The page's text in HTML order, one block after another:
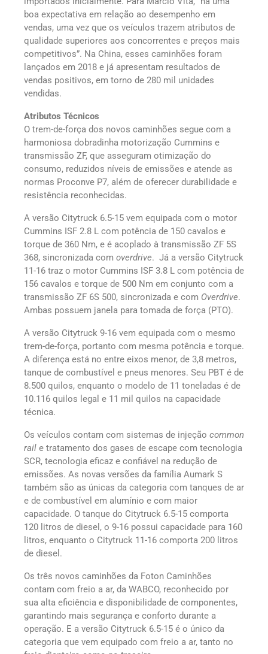
boa expectativa em relação ao desempenho em
vendas, uma vez que os veículos trazem atributos de
qualidade superiores aos concorrentes e preços mais
competitivos”. Na China, esses caminhões foram
lançados em 2018 e já apresentam resultados de
vendas positivos, em torno de 280 mil unidades
vendidas.
Atributos Técnicos
O trem-de-força dos novos caminhões segue com a
harmoniosa dobradinha motorização Cummins e
transmissão ZF, que asseguram otimização do
consumo, reduzidos níveis de emissões e atende as
normas Proconve P7, além de oferecer durabilidade e
resistência reconhecidas.
A versão Citytruck 6.5-15 vem equipada com o motor
Cummins ISF 2.8 L com potência de 150 cavalos e
torque de 360 Nm, e é acoplado à transmissão ZF 5S
368, sincronizada com overdrive. Já a versão Citytruck
11-16 traz o motor Cummins ISF 3.8 L com potência de
156 cavalos e torque de 500 Nm em conjunto com a
transmissão ZF 6S 500, sincronizada e com Overdrive.
Ambas possuem janela para tomada de força (PTO).
A versão Citytruck 9-16 vem equipada com o mesmo
trem-de-força, portanto com mesma potência e torque.
A diferença está no entre eixos menor, de 3,8 metros,
tanque de combustível e pneus menores. Seu PBT é de
8.500 quilos, enquanto o modelo de 11 toneladas é de
10.116 quilos legal e 11 mil quilos na capacidade
técnica.
Os veículos contam com sistemas de injeção common
rail e tratamento dos gases de escape com tecnologia
SCR, tecnologia eficaz e confiável na redução de
emissões. As novas versões da família Aumark S
também são as únicas da categoria com tanques de ar
e de combustível em alumínio e com maior
capacidade. O tanque do Citytruck 6.5-15 comporta
120 litros de diesel, o 9-16 possui capacidade para 160
litros, enquanto o Citytruck 11-16 comporta 200 litros
de diesel.
Os três novos caminhões da Foton Caminhões
contam com freio a ar, da WABCO, reconhecido por
sua alta eficiência e disponibilidade de componentes,
garantindo mais segurança e conforto durante a
operação. E a versão Citytruck 6.5-15 é o único da
categoria que vem equipado com freio a ar, tanto no